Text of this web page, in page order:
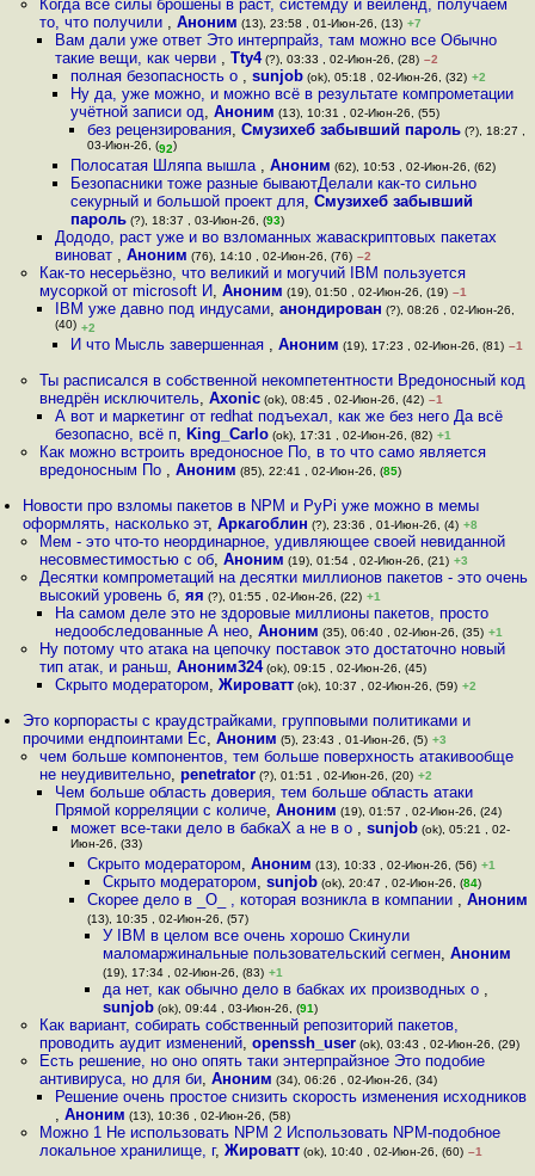
Когда все силы брошены в раст, системду и вейленд, получаем
то, что получили , Аноним (13), 23:58 , 01-Июн-26, (13) +7
Вам дали уже ответ Это интерпрайз, там можно все Обычно
такие вещи, как черви , Tty4(?), 03:33 , 02-Июн-26, (28) –2
полная безопасность о ,sunjob (ok), 05:18 , 02-Июн-26, (32) +2
Ну да, уже можно, и можно всё в результате компрометации
учётной записи од,Аноним (13), 10:31 , 02-Июн-26, (55)
без рецензирования, Смузихеб забывший пароль(?), 18:27 ,
03-Июн-26, (92)
Полосатая Шляпа вышла ,Аноним (62), 10:53 , 02-Июн-26, (62)
Безопасники тоже разные бываютДелали как-то сильно
секурный и большой проект для,Смузихеб забывший
пароль (?), 18:37 , 03-Июн-26, (93)
Дододо, раст уже и во взломанных жаваскриптовых пакетах
виноват , Аноним (76), 14:10 , 02-Июн-26, (76) –2
Как-то несерьёзно, что великий и могучий IBM пользуется
мусоркой от microsoft И, Аноним (19), 01:50 , 02-Июн-26, (19) –1
IBM уже давно под индусами, анондирован (?), 08:26 , 02-Июн-26,
(40) +2
И что Мысль завершенная ,Аноним (19), 17:23 , 02-Июн-26, (81) –1
Ты расписался в собственной некомпетентности Вредоносный код
внедрён исключитель, Axonic(ok), 08:45 , 02-Июн-26, (42) –1
А вот и маркетинг от redhat подъехал, как же без него Да всё
безопасно, всё п, King_Carlo(ok), 17:31 , 02-Июн-26, (82) +1
Как можно встроить вредоносное По, в то что само является
вредоносным По , Аноним (85), 22:41 , 02-Июн-26, (85)
Новости про взломы пакетов в NPM и PyPi уже можно в мемы
оформлять, насколько эт,Аркагоблин (?), 23:36 , 01-Июн-26, (4) +8
Мем - это что-то неординарное, удивляющее своей невиданной
несовместимостью с об, Аноним (19), 01:54 , 02-Июн-26, (21) +3
Десятки компрометаций на десятки миллионов пакетов - это очень
высокий уровень б, яя (?), 01:55 , 02-Июн-26, (22) +1
На самом деле это не здоровые миллионы пакетов, просто
недообследованные А нео, Аноним (35), 06:40 , 02-Июн-26, (35) +1
Ну потому что атака на цепочку поставок это достаточно новый
тип атак, и раньш, Аноним324(ok), 09:15 , 02-Июн-26, (45)
Скрыто модератором, Жироватт(ok), 10:37 , 02-Июн-26, (59) +2
Это корпорасты с краудстрайками, групповыми политиками и
прочими ендпоинтами Ес,Аноним (5), 23:43 , 01-Июн-26, (5) +3
чем больше компонентов, тем больше поверхность атакивообще
не неудивительно, penetrator(?), 01:51 , 02-Июн-26, (20) +2
Чем больше область доверия, тем больше область атаки
Прямой корреляции с количе, Аноним (19), 01:57 , 02-Июн-26, (24)
может все-таки дело в бабкаХ а не в о ,sunjob (ok), 05:21 , 02-
Июн-26, (33)
Скрыто модератором, Аноним (13), 10:33 , 02-Июн-26, (56) +1
Скрыто модератором, sunjob(ok), 20:47 , 02-Июн-26, (84)
Скорее дело в _О_ , которая возникла в компании , Аноним
(13), 10:35 , 02-Июн-26, (57)
У IBM в целом все очень хорошо Скинули
маломаржинальные пользовательский сегмен, Аноним
(19), 17:34 , 02-Июн-26, (83) +1
да нет, как обычно дело в бабках их производных о ,
sunjob(ok), 09:44 , 03-Июн-26, (91)
Как вариант, собирать собственный репозиторий пакетов,
проводить аудит изменений, openssh_user(ok), 03:43 , 02-Июн-26, (29)
Есть решение, но оно опять таки энтерпрайзное Это подобие
антивируса, но для би, Аноним (34), 06:26 , 02-Июн-26, (34)
Решение очень простое снизить скорость изменения исходников
, Аноним (13), 10:36 , 02-Июн-26, (58)
Можно 1 Не использовать NPM 2 Использовать NPM-подобное
локальное хранилище, г, Жироватт(ok), 10:40 , 02-Июн-26, (60) –1